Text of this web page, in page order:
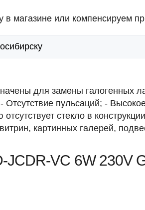
магазине или компенсируем
для замены галогенных
пульсаций; -
стекло в
картинных галерей,
JCDR-VC 6W 230V